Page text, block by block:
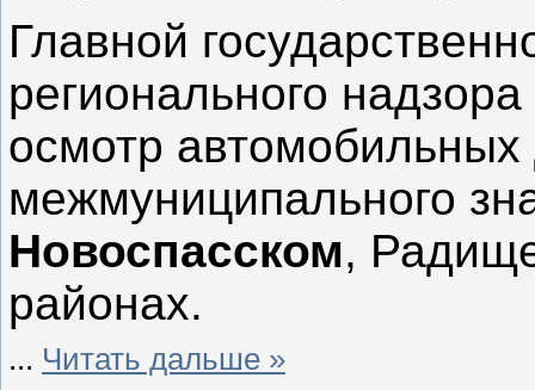
Главной
регионального
осмотр автомобильных
межмуниципального
Новоспасском,
районах.
... Читать дальше »